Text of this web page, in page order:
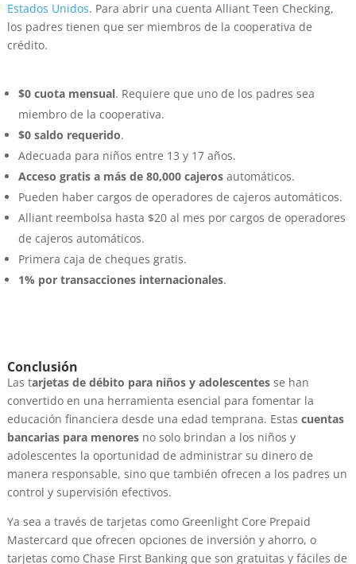
Estados Unidos. Para abrir una cuenta Alliant Teen Checking,
los padres tienen que ser miembros de la cooperativa de
crédito.
$0 cuota mensual. Requiere que uno de los padres sea
miembro de la cooperativa.
$0 saldo requerido.
Adecuada para niños entre 13 y 17 años.
Acceso gratis a más de 80,000 cajerosautomáticos.
Pueden haber cargos de operadores de cajeros automáticos.
Alliant reembolsa hasta $20 al mes por cargos de operadores
de cajeros automáticos.
Primera caja de cheques gratis.
1% por transacciones internacionales.
Conclusión
Las tarjetas de débito para niños y adolescentesse han
convertido en una herramienta esencial para fomentar la
educación financiera desde una edad temprana. Estas cuentas
bancariaspara menoresno solo brindan a los niños y
adolescentes la oportunidad de administrar su dinero de
manera responsable, sino que también ofrecen a los padres un
control y supervisión efectivos.
Ya sea a través de tarjetas como Greenlight Core Prepaid
Mastercard que ofrecen opciones de inversión y ahorro, o
tarjetas como Chase First Banking que son gratuitas y fáciles de